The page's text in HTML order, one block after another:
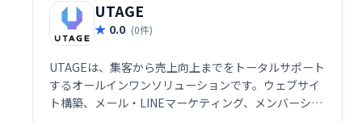
UTAGE
0.0 (0件)
UTAGEは、集客から売上向上までをトータルサポート
するオールインワンソリューションです。ウェブサイ
ト構築、メール・LINEマーケティング、メンバーシッ